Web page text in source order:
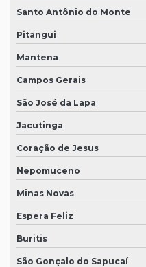
Santo Antônio do Monte
Pitangui
Mantena
Campos Gerais
São José da Lapa
Jacutinga
Coração de Jesus
Nepomuceno
Minas Novas
Espera Feliz
Buritis
São Gonçalo do Sapucaí